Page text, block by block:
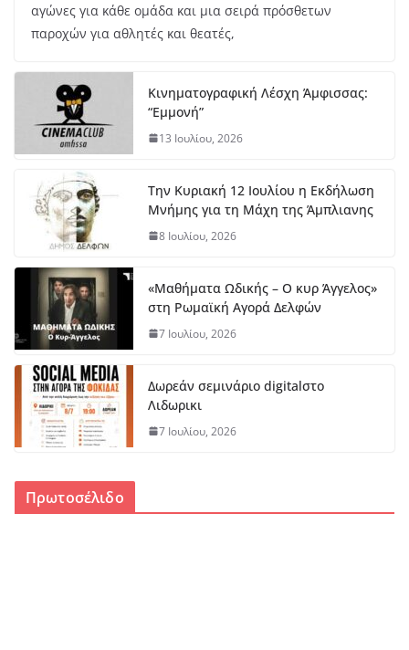
αγώνες για κάθε ομάδα και μια σειρά πρόσθετων
παροχών για αθλητές και θεατές,
Κινηματογραφική Λέσχη Άμφισσας:
“Εμμονή”
13 Ιουλίου, 2026
Την Κυριακή 12 Ιουλίου η Εκδήλωση
Μνήμης για τη Μάχη της Άμπλιανης
8 Ιουλίου, 2026
«Μαθήματα Ωδικής – Ο κυρ Άγγελος»
στη Ρωμαϊκή Αγορά Δελφών
7 Ιουλίου, 2026
Δωρεάν σεμινάριο digitalστο
Λιδωρικι
7 Ιουλίου, 2026
Πρωτοσέλιδο